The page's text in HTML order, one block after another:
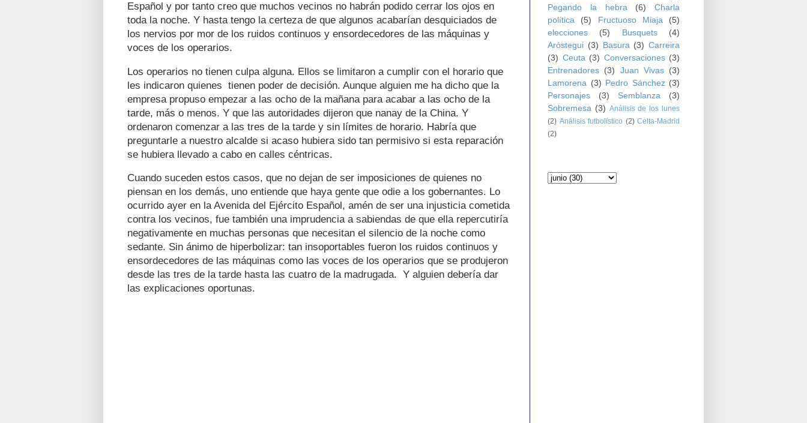
Español y por tanto creo que muchos vecinos no habrán podido cerrar los ojos en
toda la noche. Y hasta tengo la certeza de que algunos acabarían desquiciados de
los nervios por mor de los ruidos continuos y ensordecedores de las máquinas y
voces de los operarios.
Los operarios no tienen culpa alguna. Ellos se limitaron a cumplir con el horario que
les indicaron quienes tienen poder de decisión. Aunque alguien me ha dicho que la
empresa propuso empezar a las ocho de la mañana para acabar a las ocho de la
tarde, más o menos. Y que las autoridades dijeron que nanay de la China. Y
ordenaron comenzar a las tres de la tarde y sin límites de horario. Habría que
preguntarle a nuestro alcalde si acaso hubiera sido tan permisivo si esta reparación
se hubiera llevado a cabo en calles céntricas.
Cuando suceden estos casos, que no dejan de ser imposiciones de quienes no
piensan en los demás, uno entiende que haya gente que odie a los gobernantes. Lo
ocurrido ayer en la Avenida del Ejército Español, amén de ser una injusticia cometida
contra los vecinos, fue también una imprudencia a sabiendas de que ella repercutiría
negativamente en muchas personas que necesitan el silencio de la noche como
sedante. Sin ánimo de hiperbolizar: tan insoportables fueron los ruidos continuos y
ensordecedores de las máquinas como las voces de los operarios que se produjeron
desde las tres de la tarde hasta las cuatro de la madrugada. Y alguien debería dar
las explicaciones oportunas.
Pegando la hebra
(6)
Charla
política
(5) Fructuoso Miaja
(5)
elecciones
(5) Busquets
(4)
Aróstegui (3) Basura (3) Carreira
(3) Ceuta (3) Conversaciones (3)
Entrenadores (3) Juan Vivas
(3)
Lamorena (3) Pedro Sánchez (3)
Personajes
(3) Semblanza
(3)
Sobremesa (3) Análisis de los lunes
(2) Análisis futbolístico (2) Celta-Madrid
(2)